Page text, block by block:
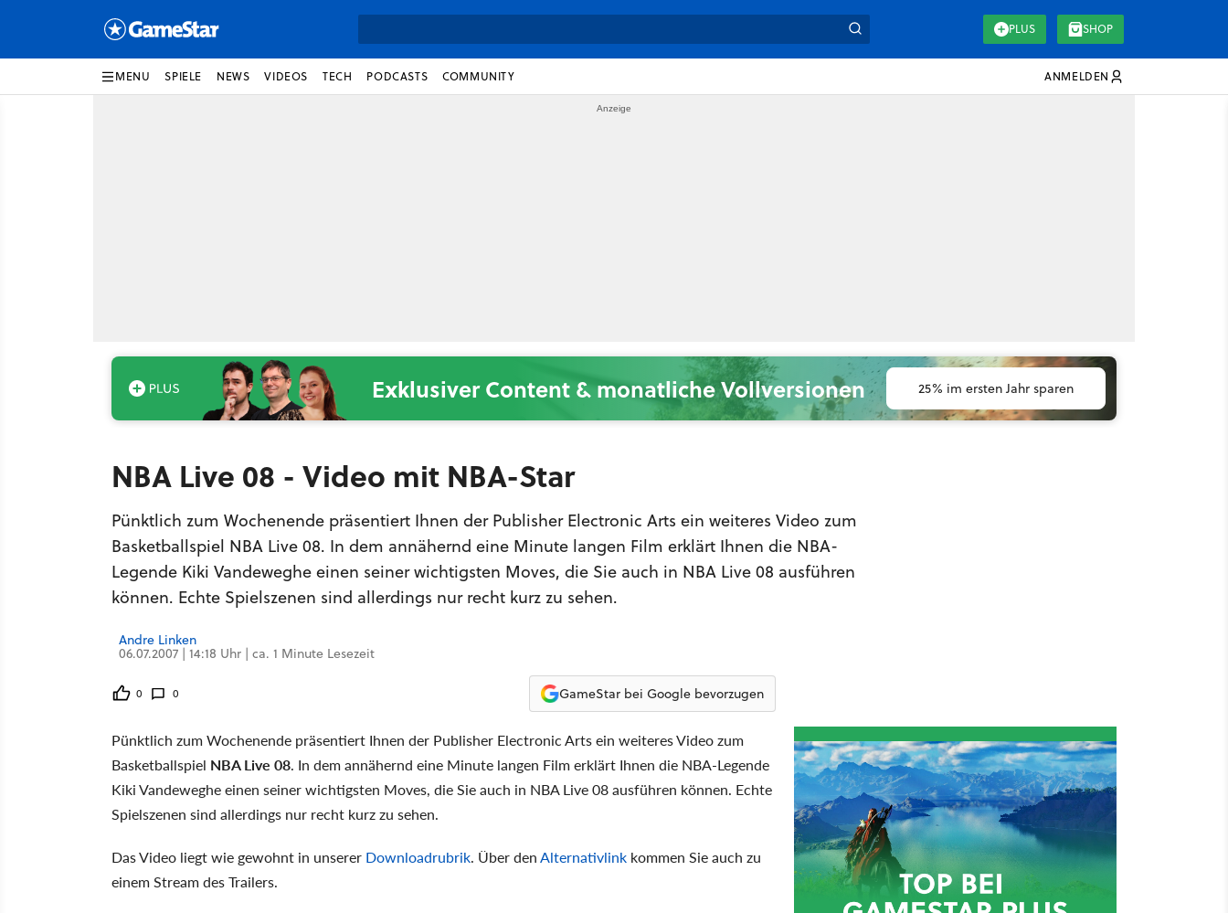
PLUS SHOP
MENU SPIELE NEWS VIDEOS TECH PODCASTS COMMUNITY ANMELDEN
Exklusiver Content & monatliche Vollversionen 25% im ersten Jahr sparen
NBA Live 08 - Video mit NBA-Star
Pünktlich zum Wochenende präsentiert Ihnen der Publisher Electronic Arts ein weiteres Video zum
Basketballspiel NBA Live 08. In dem annähernd eine Minute langen Film erklärt Ihnen die NBA-
Legende Kiki Vandeweghe einen seiner wichtigsten Moves, die Sie auch in NBA Live 08 ausführen
können. Echte Spielszenen sind allerdings nur recht kurz zu sehen.
Andre Linken
06.07.2007 | 14:18 Uhr | ca. 1 Minute Lesezeit
0 0 GameStar bei Google bevorzugen
Pünktlich zum Wochenende präsentiert Ihnen der Publisher Electronic Arts ein weiteres Video zum
Basketballspiel NBA Live 08. In dem annähernd eine Minute langen Film erklärt Ihnen die NBA-Legende
Kiki Vandeweghe einen seiner wichtigsten Moves, die Sie auch in NBA Live 08 ausführen können. Echte
Spielszenen sind allerdings nur recht kurz zu sehen.
Das Video liegt wie gewohnt in unserer Downloadrubrik. Über denAlternativlink kommen Sie auch zu
einem Stream des Trailers.